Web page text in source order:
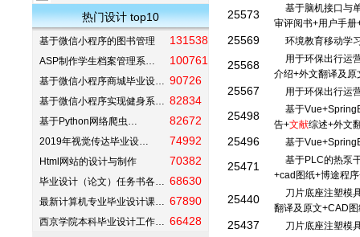
热门设计 top10
基于微信小程序的图书管理 131538
ASP制作学生档案管理系… 100761
基于微信小程序商城毕业设… 90726
基于微信小程序实现健身系… 82834
基于Python网络爬虫… 82672
2019年视觉传达毕业设… 74992
Html网站的设计与制作 70382
毕业设计（论文）任务书各… 68630
最新计算机专业毕业设计课… 67890
西京学院本科毕业设计工作… 66428
25573
基于脑机接口与
审评阅书+用户手册
25569 环境教育移动学
25568
用于环保出行运
介绍+外文翻译及
25567 用于环保出行运
25498
基于
告+文献综述+外文
25496 基于
25471
基于PLC的热泵
+cad图纸+博途程
25440
刀片底座注塑模
翻译及原文+CAD
25437 刀片底座注塑模